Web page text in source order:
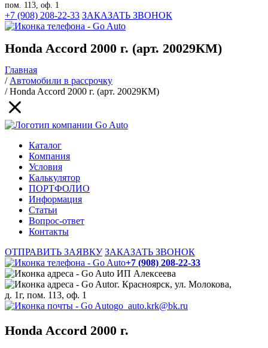
пом. 113, оф. 1
+7 (908) 208-22-33 ЗАКАЗАТЬ ЗВОНОК
Honda Accord 2000 г. (арт. 20029КМ)
Главная
/Автомобили в рассрочку
/Honda Accord 2000 г. (арт. 20029КМ)
Каталог
Компания
Условия
Калькулятор
ПОРТФОЛИО
Информация
Статьи
Вопрос-ответ
Контакты
ОТПРАВИТЬ ЗАЯВКУ ЗАКАЗАТЬ ЗВОНОК
+7 (908) 208-22-33
ИП Алексеева
г. Красноярск, ул. Молокова,
д. 1г, пом. 113, оф. 1
go_auto.krk@bk.ru
Honda Accord 2000 г.